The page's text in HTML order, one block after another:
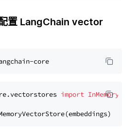
置 LangChain vector
import